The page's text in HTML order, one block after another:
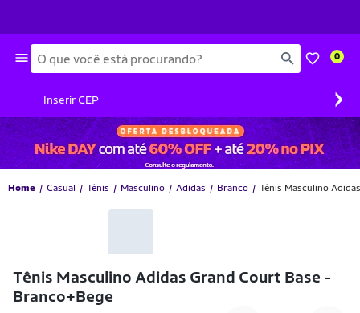
Busca 0
Inserir CEP ›
Home Casual Tênis Masculino Adidas Branco Tênis Masculino
Tênis Masculino Adidas Grand Court Base -
Branco+Bege